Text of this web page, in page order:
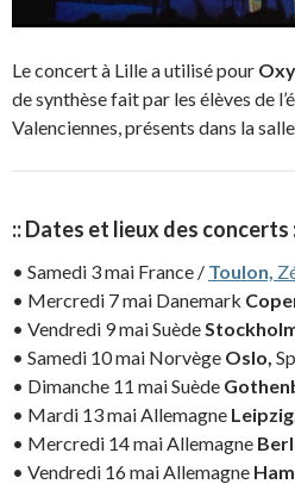
Le concert à Lille a utilisé pour
de synthèse fait par les élèves de
Valenciennes, présents dans la salle.
:: Dates et lieux des concerts
• Samedi 3 mai France / Toulon,
• Mercredi 7 mai Danemark
• Vendredi 9 mai Suède
• Samedi 10 mai Norvège Oslo,
• Dimanche 11 mai Suède
• Mardi 13 mai Allemagne Leipzig,
• Mercredi 14 mai Allemagne
• Vendredi 16 mai Allemagne